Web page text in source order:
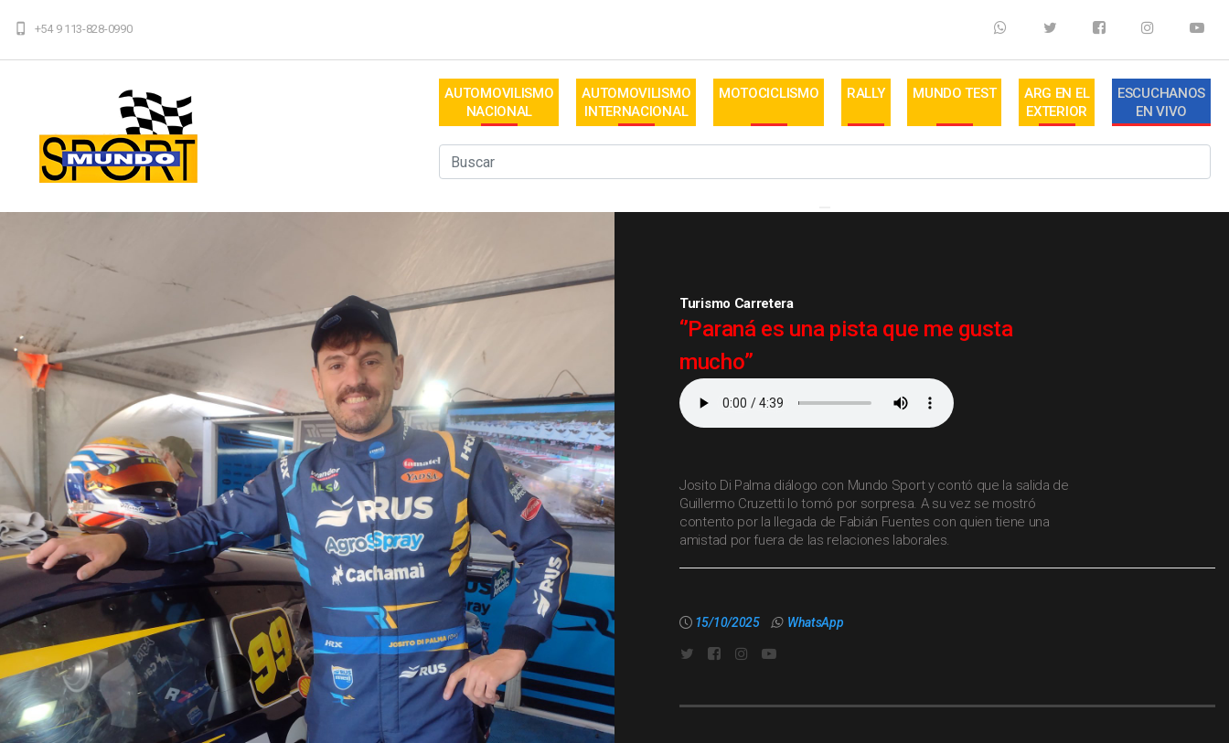
+54 9 113-828-0990
AUTOMOVILISMO
NACIONAL
AUTOMOVILISMO
INTERNACIONAL
MOTOCICLISMO RALLY MUNDO TEST
ARG EN EL
EXTERIOR
ESCUCHANOS
EN VIVO
Turismo Carretera
‘’Paraná es una pista que me gusta
mucho”
Josito Di Palma diálogo con Mundo Sport y contó que la salida de
Guillermo Cruzetti lo tomó por sorpresa. A su vez se mostró
contento por la llegada de Fabián Fuentes con quien tiene una
amistad por fuera de las relaciones laborales.
15/10/2025 WhatsApp